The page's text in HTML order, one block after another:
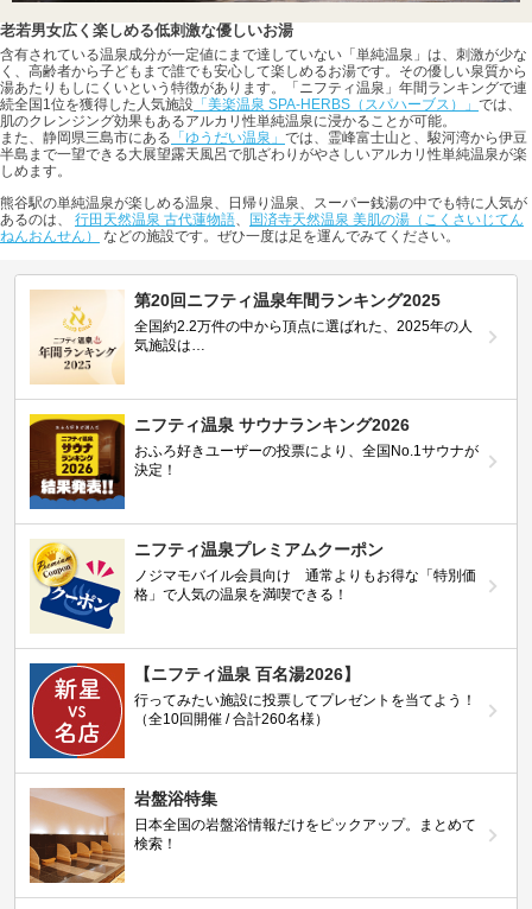
老若男女広く楽しめる低刺激な優しいお湯
含有されている温泉成分が一定値にまで達していない「単純温泉」は、刺激が少な
く、高齢者から子どもまで誰でも安心して楽しめるお湯です。その優しい泉質から
湯あたりもしにくいという特徴があります。「ニフティ温泉」年間ランキングで連
続全国1位を獲得した人気施設 「美楽温泉 SPA-HERBS（スパハーブス）」 では、
肌のクレンジング効果もあるアルカリ性単純温泉に浸かることが可能。
また、静岡県三島市にある 「ゆうだい温泉」 では、霊峰富士山と、駿河湾から伊豆
半島まで一望できる大展望露天風呂で肌ざわりがやさしいアルカリ性単純温泉が楽
しめます。
熊谷駅の単純温泉が楽しめる温泉、日帰り温泉、スーパー銭湯の中でも特に人気が
あるのは、 行田天然温泉 古代蓮物語、
国済寺天然温泉 美肌の湯（こくさいじてん
ねんおんせん）
などの施設です。ぜひ一度は足を運んでみてください。
第20回ニフティ温泉年間ランキング2025
全国約2.2万件の中から頂点に選ばれた、2025年の人
気施設は…
ニフティ温泉 サウナランキング2026
おふろ好きユーザーの投票により、全国No.1サウナが
決定！
ニフティ温泉プレミアムクーポン
ノジマモバイル会員向け 通常よりもお得な「特別価
格」で人気の温泉を満喫できる！
【ニフティ温泉 百名湯2026】
行ってみたい施設に投票してプレゼントを当てよう！
（全10回開催 / 合計260名様）
岩盤浴特集
日本全国の岩盤浴情報だけをピックアップ。まとめて
検索！